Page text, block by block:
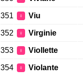
351 ♀ Viu
352 ♀ Virginie
353 ♀ Viollette
354 ♀ Violante